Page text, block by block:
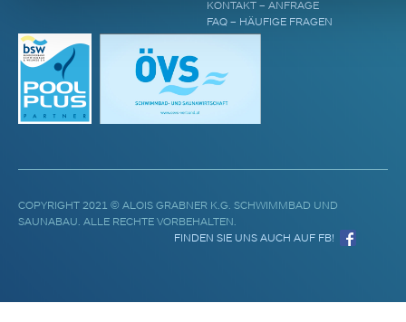
KONTAKT – ANFRAGE
FAQ – HÄUFIGE FRAGEN
COPYRIGHT 2021 © ALOIS GRABNER K.G. SCHWIMMBAD UND
SAUNABAU. ALLE RECHTE VORBEHALTEN.
FINDEN SIE UNS AUCH AUF FB!